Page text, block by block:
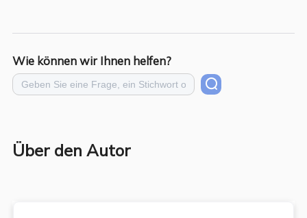
Wie können wir Ihnen helfen?
Über den Autor